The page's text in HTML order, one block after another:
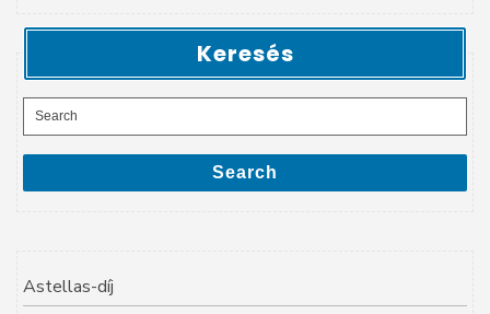
Keresés
Search
for:
Search
Astellas-díj